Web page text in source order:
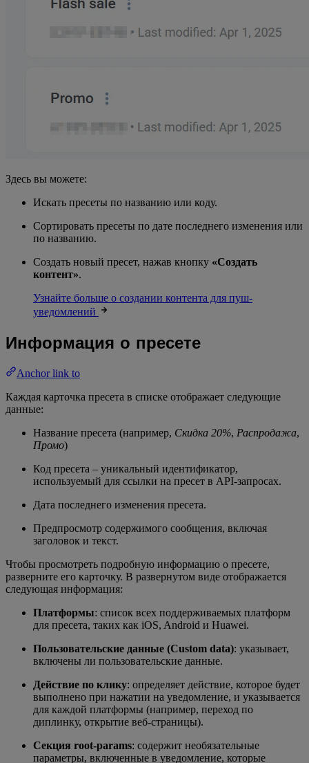
Здесь вы можете:
Искать пресеты по названию или коду.
Сортировать пресеты по дате последнего изменения или
по названию.
Создать новый пресет, нажав кнопку «Создать
контент».
Узнайте больше о создании контента для пуш-
уведомлений
Информация о пресете
Anchor link to
Каждая карточка пресета в списке отображает следующие
данные:
Название пресета (например, Скидка 20%, Распродажа,
Промо)
Код пресета – уникальный идентификатор,
используемый для ссылки на пресет в API-запросах.
Дата последнего изменения пресета.
Предпросмотр содержимого сообщения, включая
заголовок и текст.
Чтобы просмотреть подробную информацию о пресете,
разверните его карточку. В развернутом виде отображается
следующая информация:
Платформы: список всех поддерживаемых платформ
для пресета, таких как iOS, Android и Huawei.
Пользовательские данные (Custom data): указывает,
включены ли пользовательские данные.
Действие по клику: определяет действие, которое будет
выполнено при нажатии на уведомление, и указывается
для каждой платформы (например, переход по
диплинку, открытие веб-страницы).
Секция root-params: содержит необязательные
параметры, включенные в уведомление, которые